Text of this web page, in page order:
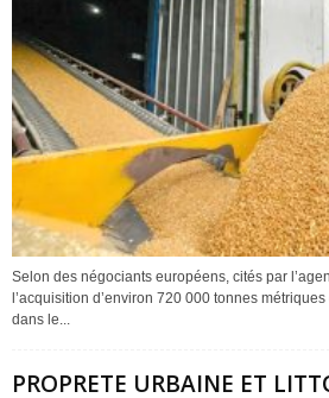
Selon des négociants européens, cités par
l’acquisition d’environ 720 000 tonnes
dans le...
PROPRETE URBAINE ET